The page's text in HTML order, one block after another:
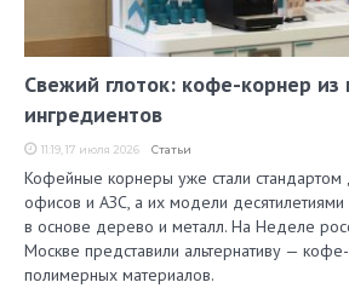
Свежий глоток: кофе-корнер
ингредиентов
11:19, 17 июля 2026 Статьи
Кофейные корнеры уже стали стандартом
офисов и АЗС, а их модели
в основе дерево и металл. На Неделе
Москве представили альтернативу —
полимерных материалов.